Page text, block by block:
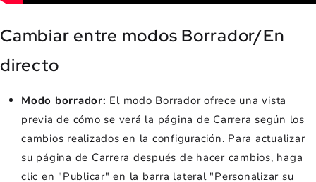
Cambiar entre modos Borrador/En
directo
Modo borrador: El modo Borrador ofrece una vista
previa de cómo se verá la página de Carrera según los
cambios realizados en la configuración. Para actualizar
su página de Carrera después de hacer cambios, haga
clic en "Publicar" en la barra lateral "Personalizar su